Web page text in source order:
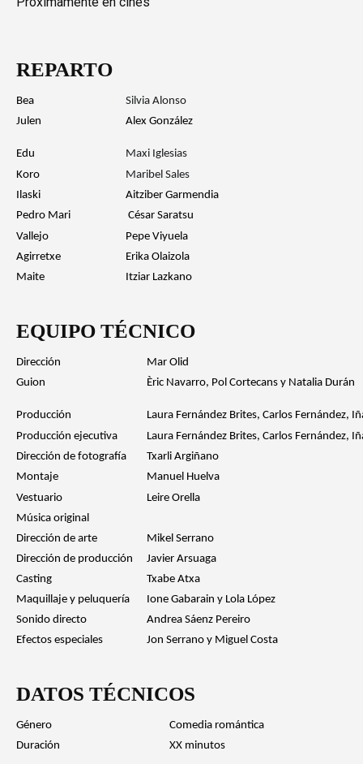
REPARTO
Bea
Silvia Alonso
Julen
Alex González
Edu
Maxi Iglesias
Koro
Maribel Sales
Ilaski
Aitziber Garmendia
Pedro Mari
César Saratsu
Vallejo
Pepe Viyuela
Agirretxe
Erika Olaizola
Maite
Itziar Lazkano
EQUIPO TÉCNICO
Dirección
Mar Olid
Guion
Èric Navarro, Pol Cortecans y Natalia Durán
Producción
Laura Fernández Brites, Carlos Fernández,
Producción ejecutiva
Laura Fernández Brites, Carlos Fernández,
Dirección de fotografía
Txarli Argiñano
Montaje
Manuel Huelva
Vestuario
Leire Orella
Música original
Dirección de arte
Mikel Serrano
Dirección de producción
Javier Arsuaga
Casting
Txabe Atxa
Maquillaje y peluquería
Ione Gabarain y Lola López
Sonido directo
Andrea Sáenz Pereiro
Efectos especiales
Jon Serrano y Miguel Costa
DATOS TÉCNICOS
Género
Comedia romántica
Duración
XX minutos